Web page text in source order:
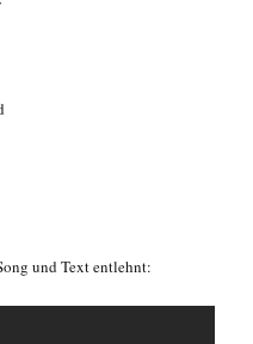
und Text entlehnt: